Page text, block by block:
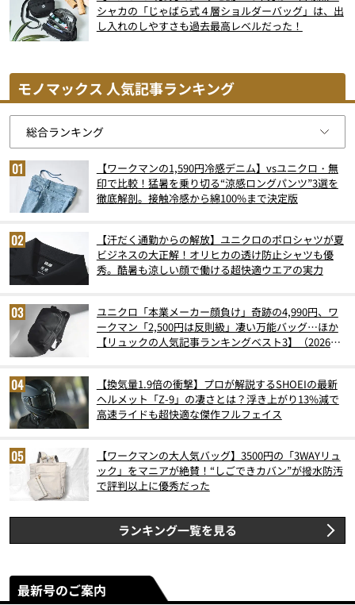
シャカの「じゃばら式４層ショルダーバッグ」は、出
し入れのしやすさも過去最高レベルだった！
モノマックス 人気記事ランキング
【ワークマンの1,590円冷感デニム】vsユニクロ・無
印で比較！猛暑を乗り切る“涼感ロングパンツ”3選を
徹底解剖。接触冷感から綿100%まで決定版
【汗だく通勤からの解放】ユニクロのポロシャツが夏
ビジネスの大正解！オリヒカの透け防止シャツも優
秀。酷暑も涼しい顔で働ける超快適ウエアの実力
ユニクロ「本業メーカー顔負け」奇跡の4,990円、ワ
ークマン「2,500円は反則級」凄い万能バッグ…ほか
【リュックの人気記事ランキングベスト3】（2026年
【換気量1.9倍の衝撃】プロが解説するSHOEIの最新
ヘルメット「Z-9」の凄さとは？浮き上がり13%減で
高速ライドも超快適な傑作フルフェイス
【ワークマンの大人気バッグ】3500円の「3WAYリュ
ック」をマニアが絶賛！“しごできカバン”が撥水防汚
で評判以上に優秀だった
ランキング一覧を見る
最新号のご案内